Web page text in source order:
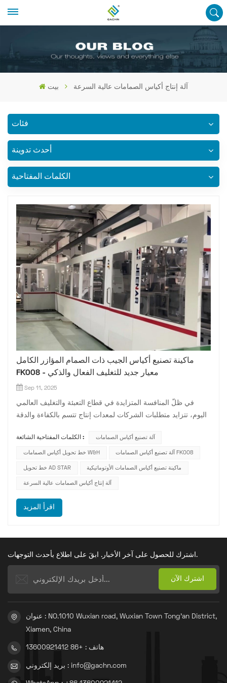
بيت آلة إنتاج أكياس الصمامات عالية السرعة
فئات
أحدث تدوينة
الكلمات المفتاحية
ماكينة تصنيع أكياس الجيب ذات الصمام المؤازر الكامل
FK008 - معيار جديد للتغليف الفعال والذكي
Sep 11, 2025
في ظلّ المنافسة المتزايدة في قطاع التعبئة والتغليف العالمي
اليوم، تتزايد متطلبات الشركات لمعدات إنتاج تتسم بالكفاءة والدقة
أكياس الصمامات، فإنّ آلة تصنيع أكياس الصمامات FK008، بتقنيتها
الرائدة في مجال الأتمتة وأدائها المستقر والموثوق وميزات...
الكلمات المفتاحية الشائعة : آلة تصنيع أكياس الصمامات
خط تحويل أكياس الصمامات W&H آلة تصنيع أكياس الصمامات FK008
خط تحويل AD STAR ماكينة تصنيع أكياس الصمامات الأوتوماتيكية
آلة إنتاج أكياس الصمامات عالية السرعة
اقرأ المزيد
اشترك للحصول على آخر الأخبار. ابقَ على اطلاع بأحدث التوجهات.
عنوان : NO.1010 Wuxian road, Wuxian Town Tong'an District,
Xiamen, China
هاتف : +86 13600921412
بريد إلكتروني : info@gachn.com